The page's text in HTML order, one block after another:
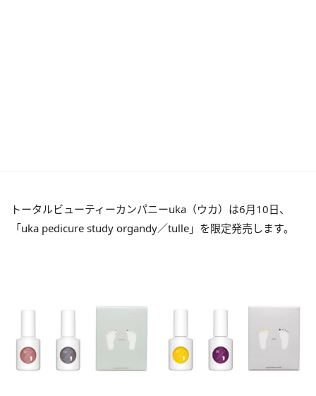
トータルビューティーカンパニーuka（ウカ）は6月10日、
「uka pedicure study organdy／tulle」を限定発売します。